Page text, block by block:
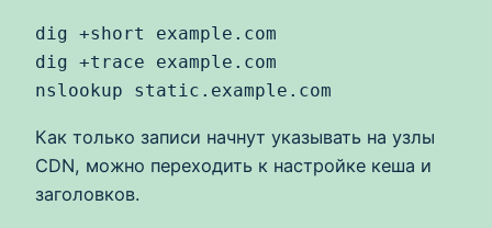
dig +short example.com
dig +trace example.com
Как только записи начнут указывать на узлы
CDN, можно переходить к настройке кеша и
заголовков.